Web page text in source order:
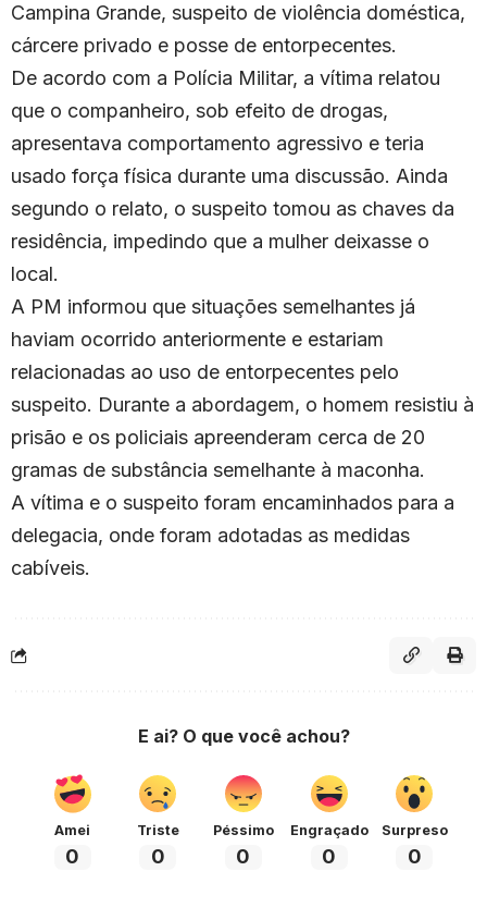
Campina Grande, suspeito de violência doméstica,
cárcere privado e posse de entorpecentes.
De acordo com a Polícia Militar, a vítima relatou
que o companheiro, sob efeito de drogas,
apresentava comportamento agressivo e teria
usado força física durante uma discussão. Ainda
segundo o relato, o suspeito tomou as chaves da
residência, impedindo que a mulher deixasse o
local.
A PM informou que situações semelhantes já
haviam ocorrido anteriormente e estariam
relacionadas ao uso de entorpecentes pelo
suspeito. Durante a abordagem, o homem resistiu à
prisão e os policiais apreenderam cerca de 20
gramas de substância semelhante à maconha.
A vítima e o suspeito foram encaminhados para a
delegacia, onde foram adotadas as medidas
cabíveis.
E ai? O que você achou?
Amei
0
Triste
0
Péssimo
0
Engraçado
0
Surpreso
0